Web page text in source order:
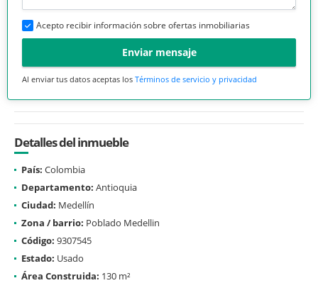
Acepto recibir información sobre ofertas inmobiliarias
Enviar mensaje
Al enviar tus datos aceptas los Términos de servicio y privacidad
Detalles del inmueble
País: Colombia
Departamento: Antioquia
Ciudad: Medellín
Zona / barrio: Poblado Medellin
Código: 9307545
Estado: Usado
Área Construida: 130 m²